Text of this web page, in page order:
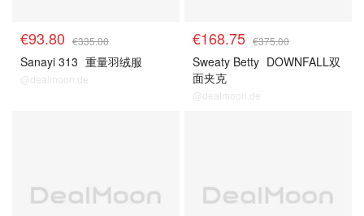
€93.80 €335.00
Sanayi 313 重量羽绒服
@dealmoon.de
€168.75 €375.00
Sweaty Betty DOWNFALL双
面夹克
@dealmoon.de